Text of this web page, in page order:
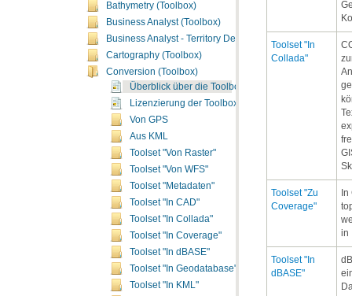
Bathymetry (Toolbox)
Business Analyst (Toolbox)
Business Analyst - Territory Design (Toolbox)
Cartography (Toolbox)
Conversion (Toolbox)
Überblick über die Toolbox "Conversion"
Lizenzierung der Toolbox "Conversion"
Von GPS
Aus KML
Toolset "Von Raster"
Toolset "Von WFS"
Toolset "Metadaten"
Toolset "In CAD"
Toolset "In Collada"
Toolset "In Coverage"
Toolset "In dBASE"
Toolset "In Geodatabase"
Toolset "In KML"
Collada"
Coverage"
in
dBASE"